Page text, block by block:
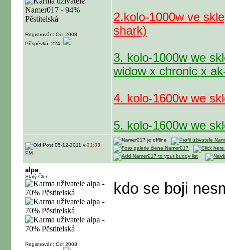
Registrován: Oct 2008
Příspěvků: 224
2.kolo-1000w ve
shark)
3. kolo-1000w we
widow x chronic x
4. kolo-1600w we
5. kolo-1600w we
05-12-2011 v 21:33
PM
alpa
Stálý Člen
Registrován: Oct 2008
kdo se boji